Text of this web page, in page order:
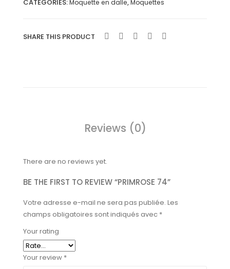
CATEGORIES:Moquette en dalle,Moquettes
SHARE THIS PRODUCT
Reviews (0)
There are no reviews yet.
BE THE FIRST TO REVIEW “PRIMROSE 74”
Votre adresse e-mail ne sera pas publiée. Les
champs obligatoires sont indiqués avec *
Your rating
Your review *